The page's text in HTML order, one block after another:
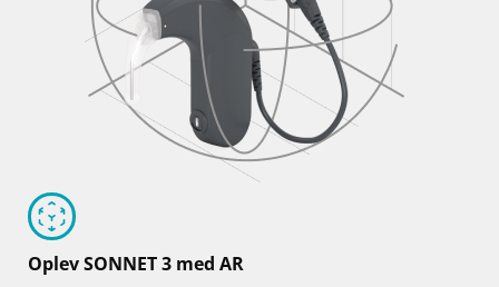
Oplev SONNET 3 med AR